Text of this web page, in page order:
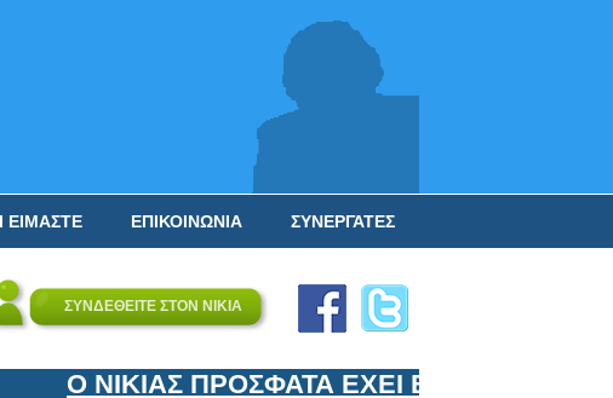
ΣΥΝΕΡΓΑΤΕΣ
ΕΠΙΚΟΙΝΩΝΙΑ
ΕΙΜΑΣΤΕ
ΣΥΝΔΕΘΕΙΤΕ ΣΤΟΝ ΝΙΚΙΑ
Ο ΝΙΚΙΑΣ ΠΡΟΣΦΑΤΑ ΕΧΕΙ ΕΝΤΑΞΕΙ ΣΤΟΝ